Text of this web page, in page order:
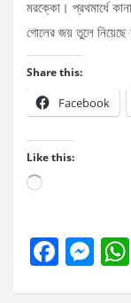
মরক্কো। প্রথমার্ধে
গোলের জয় তুলে নিয়েছে
Share this:
Facebook
Like this:
Loading…
F
M